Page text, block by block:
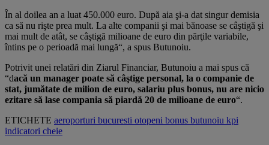
În al doilea an a luat 450.000 euro. După aia şi-a dat singur demisia
ca să nu rişte prea mult. La alte companii şi mai bă­noase se câştigă şi
mai mult de atât, se câştigă milioane de euro din părţile vari­abile,
întins pe o perioadă mai lungă“, a spus Butunoiu.
Potrivit unei relatări din Ziarul Financiar, Butunoiu a mai spus că
“dacă un manager poate să câştige personal, la o companie de
stat, jumătate de milion de euro, salariu plus bonus, nu are nicio
ezitare să lase compania să piardă 20 de milioane de euro“.
ETICHETE aeroporturi bucuresti otopeni bonus butunoiu kpi
indicatori cheie